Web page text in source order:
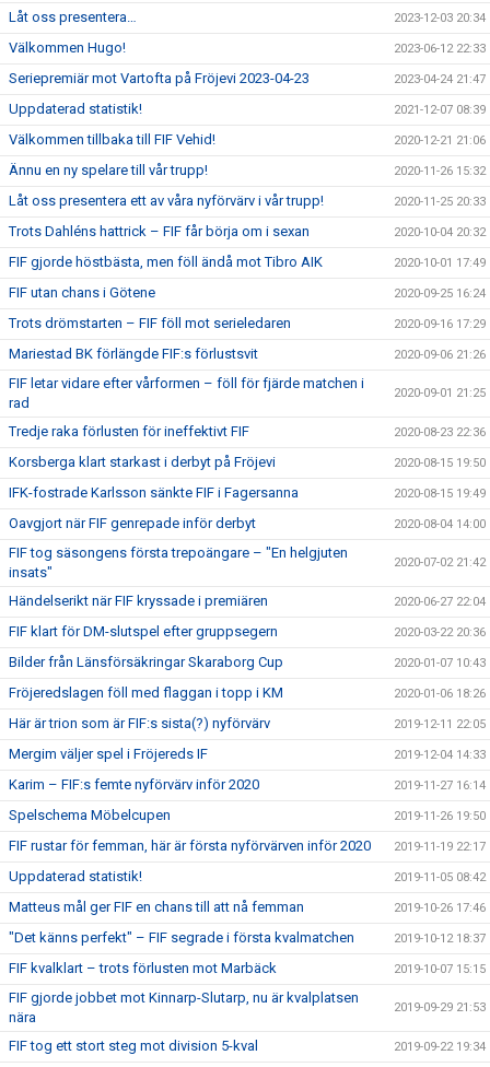
Låt oss presentera… 2023-12-03 20:34
Välkommen Hugo! 2023-06-12 22:33
Seriepremiär mot Vartofta på Fröjevi 2023-04-23 2023-04-24 21:47
Uppdaterad statistik! 2021-12-07 08:39
Välkommen tillbaka till FIF Vehid! 2020-12-21 21:06
Ännu en ny spelare till vår trupp! 2020-11-26 15:32
Låt oss presentera ett av våra nyförvärv i vår trupp! 2020-11-25 20:33
Trots Dahléns hattrick – FIF får börja om i sexan 2020-10-04 20:32
FIF gjorde höstbästa, men föll ändå mot Tibro AIK 2020-10-01 17:49
FIF utan chans i Götene 2020-09-25 16:24
Trots drömstarten – FIF föll mot serieledaren 2020-09-16 17:29
Mariestad BK förlängde FIF:s förlustsvit 2020-09-06 21:26
FIF letar vidare efter vårformen – föll för fjärde matchen i
rad
2020-09-01 21:25
Tredje raka förlusten för ineffektivt FIF 2020-08-23 22:36
Korsberga klart starkast i derbyt på Fröjevi 2020-08-15 19:50
IFK-fostrade Karlsson sänkte FIF i Fagersanna 2020-08-15 19:49
Oavgjort när FIF genrepade inför derbyt 2020-08-04 14:00
FIF tog säsongens första trepoängare – "En helgjuten
insats"
2020-07-02 21:42
Händelserikt när FIF kryssade i premiären 2020-06-27 22:04
FIF klart för DM-slutspel efter gruppsegern 2020-03-22 20:36
Bilder från Länsförsäkringar Skaraborg Cup 2020-01-07 10:43
Fröjeredslagen föll med flaggan i topp i KM 2020-01-06 18:26
Här är trion som är FIF:s sista(?) nyförvärv 2019-12-11 22:05
Mergim väljer spel i Fröjereds IF 2019-12-04 14:33
Karim – FIF:s femte nyförvärv inför 2020 2019-11-27 16:14
Spelschema Möbelcupen 2019-11-26 19:50
FIF rustar för femman, här är första nyförvärven inför 2020 2019-11-19 22:17
Uppdaterad statistik! 2019-11-05 08:42
Matteus mål ger FIF en chans till att nå femman 2019-10-26 17:46
"Det känns perfekt" – FIF segrade i första kvalmatchen 2019-10-12 18:37
FIF kvalklart – trots förlusten mot Marbäck 2019-10-07 15:15
FIF gjorde jobbet mot Kinnarp-Slutarp, nu är kvalplatsen
nära
2019-09-29 21:53
FIF tog ett stort steg mot division 5-kval 2019-09-22 19:34